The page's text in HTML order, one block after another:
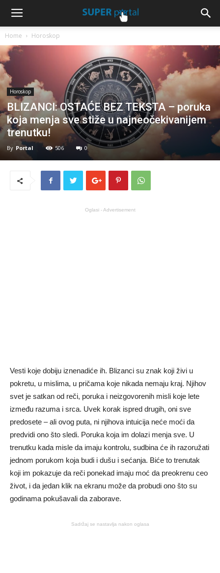
Home Horoskop
Horoskop
BLIZANCI: OSTAĆE BEZ TEKSTA – poruka
koja menja sve stiže u najneočekivanijem
trenutku!
By Portal 506 0
Oglasi - Advertisement
Vesti koje dobiju iznenadiće ih. Blizanci su znak koji živi u
pokretu, u mislima, u pričama koje nikada nemaju kraj. Njihov
svet je satkan od reči, poruka i neizgovorenih misli koje lete
između razuma i srca. Uvek korak ispred drugih, oni sve
predosete – ali ovog puta, ni njihova intuicija neće moći da
predvidi ono što sledi. Poruka koja im dolazi menja sve. U
trenutku kada misle da imaju kontrolu, sudbina će ih razoružati
jednom porukom koja budi i dušu i sećanja. Biće to trenutak
koji im pokazuje da reči ponekad imaju moć da preokrenu ceo
život, i da jedan klik na ekranu može da probudi ono što su
godinama pokušavali da zaborave.
Sadržaj se nastavlja nakon oglasa